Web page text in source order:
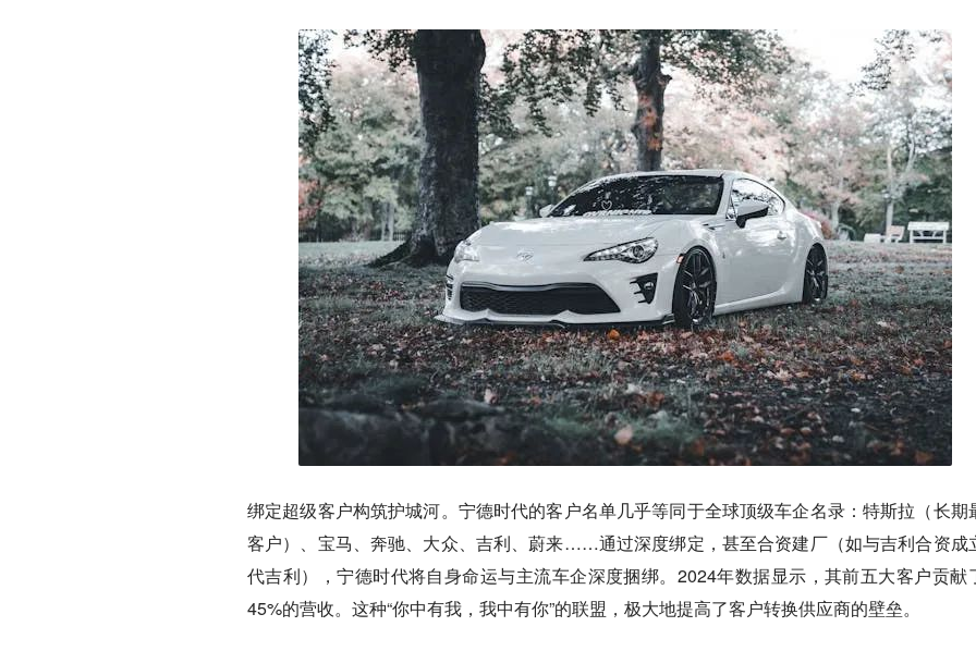
绑定超级客户构筑护城河。 宁德时代的客户名单几乎等同于全球顶级车企名录：特斯拉（长期
客户）、宝马、奔驰、大众、吉利、蔚来……通过深度绑定，甚至合资建厂（如与吉利合资成
代吉利），宁德时代将自身命运与主流车企深度捆绑。2024年数据显示，其前五大客户贡献
45%的营收。这种“你中有我，我中有你”的联盟，极大地提高了客户转换供应商的壁垒。